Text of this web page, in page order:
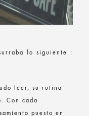
lo siguiente :
leer, su rutina
Con cada
puesto en